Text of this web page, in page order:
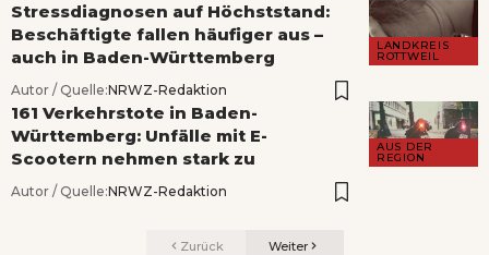
LANDKREIS
ROTTWEIL
Stressdiagnosen auf Höchststand:
Beschäftigte fallen häufiger aus –
auch in Baden-Württemberg
Autor / Quelle:NRWZ-Redaktion
AUS DER
REGION
161 Verkehrstote in Baden-
Württemberg: Unfälle mit E-
Scootern nehmen stark zu
Autor / Quelle:NRWZ-Redaktion
Zurück Weiter